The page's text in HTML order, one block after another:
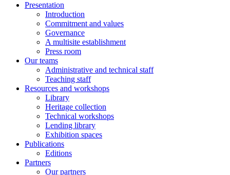
Presentation
Introduction
Commitment and values
Governance
A multisite establishment
Press room
Our teams
Administrative and technical staff
Teaching staff
Resources and workshops
Library
Heritage collection
Technical workshops
Lending library
Exhibition spaces
Publications
Editions
Partners
Our partners